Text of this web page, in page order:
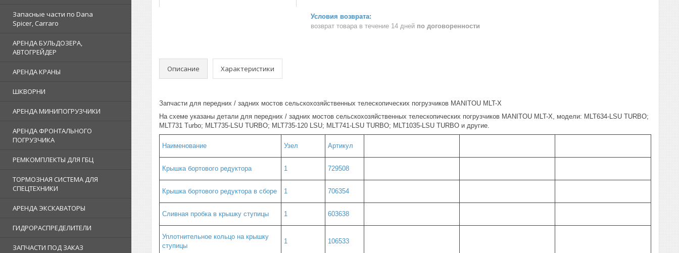
Запасные части по Dana
Spicer, Carraro
АРЕНДА БУЛЬДОЗЕРА,
АВТОГРЕЙДЕР
АРЕНДА КРАНЫ
ШКВОРНИ
АРЕНДА МИНИПОГРУЗЧИКИ
АРЕНДА ФРОНТАЛЬНОГО
ПОГРУЗЧИКА
РЕМКОМПЛЕКТЫ ДЛЯ ГБЦ
ТОРМОЗНАЯ СИСТЕМА ДЛЯ
СПЕЦТЕХНИКИ
АРЕНДА ЭКСКАВАТОРЫ
ГИДРОРАСПРЕДЕЛИТЕЛИ
ЗАПЧАСТИ ПОД ЗАКАЗ
возврат товара в течение 14 дней по договоренности
Описание Характеристики
Запчасти для передних / задних мостов сельскохозяйственных телескопических погрузчиков MANITOU MLT-X
На схеме указаны детали для передних / задних мостов сельскохозяйственных телескопических погрузчиков MANITOU MLT-X, модели: MLT634-LSU TURBO;
MLT731 Turbo; MLT735-LSU TURBO; MLT735-120 LSU; MLT741-LSU TURBO; MLT1035-LSU TURBO и другие.
Наименование Узел Артикул
Крышка бортового редуктора 1 729508
Крышка бортового редуктора в сборе 1 706354
Сливная пробка в крышку ступицы 1 603638
Уплотнительное кольцо на крышку
ступицы
1 106533